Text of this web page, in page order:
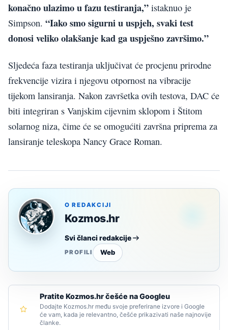
konačno ulazimo u fazu testiranja,” istaknuo je
Simpson. “Iako smo sigurni u uspjeh, svaki test
donosi veliko olakšanje kad ga uspješno završimo.”
Sljedeća faza testiranja uključivat će procjenu prirodne
frekvencije vizira i njegovu otpornost na vibracije
tijekom lansiranja. Nakon završetka ovih testova, DAC će
biti integriran s Vanjskim cijevnim sklopom i Štitom
solarnog niza, čime će se omogućiti završna priprema za
lansiranje teleskopa Nancy Grace Roman.
O REDAKCIJI
Kozmos.hr
Svi članci redakcije
PROFILI Web
Pratite Kozmos.hr češće na Googleu
Dodajte Kozmos.hr među svoje preferirane izvore i Google
će vam, kada je relevantno, češće prikazivati naše najnovije
članke.